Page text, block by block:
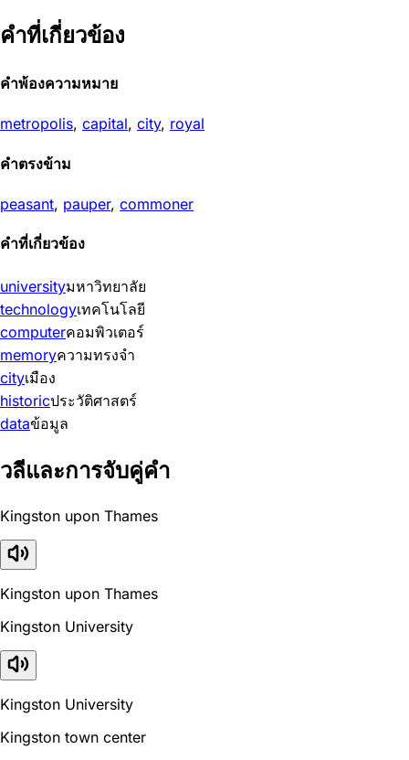
คำที่เกี่ยวข้อง
คำพ้องความหมาย
metropolis, capital, city, royal
คำตรงข้าม
peasant, pauper, commoner
คำที่เกี่ยวข้อง
universityมหาวิทยาลัย
technologyเทคโนโลยี
computerคอมพิวเตอร์
memoryความทรงจำ
cityเมือง
historicประวัติศาสตร์
dataข้อมูล
วลีและการจับคู่คำ
Kingston upon Thames
Kingston upon Thames
Kingston University
Kingston University
Kingston town center